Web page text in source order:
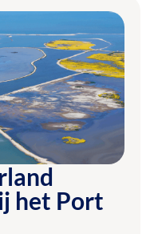
het Port